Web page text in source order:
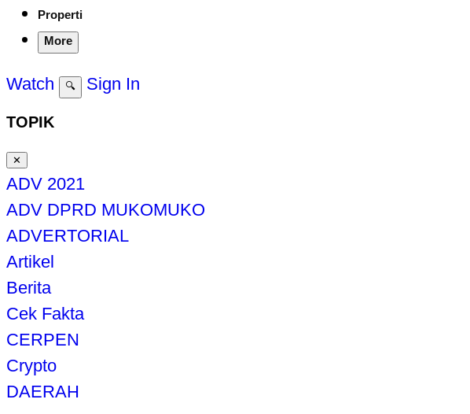
Properti
More
Watch 🔍 Sign In
TOPIK
✕
ADV 2021
ADV DPRD MUKOMUKO
ADVERTORIAL
Artikel
Berita
Cek Fakta
CERPEN
Crypto
DAERAH